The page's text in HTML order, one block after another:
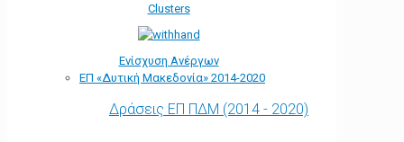
Clusters
Ενίσχυση Ανέργων
ΕΠ «Δυτική Μακεδονία» 2014-2020
Δράσεις ΕΠ ΠΔΜ (2014 - 2020)